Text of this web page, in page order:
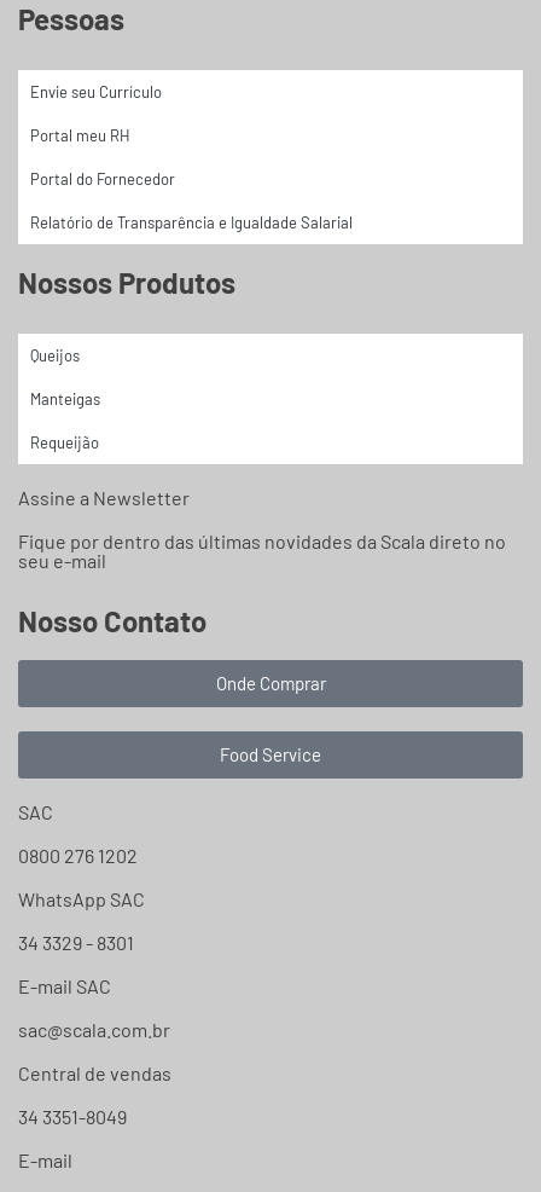
Pessoas
Envie seu Currículo
Portal meu RH
Portal do Fornecedor
Relatório de Transparência e Igualdade Salarial
Nossos Produtos
Queijos
Manteigas
Requeijão
Assine a Newsletter
Fique por dentro das últimas novidades da Scala direto no
seu e-mail
Nosso Contato
Onde Comprar
Food Service
SAC
0800 276 1202
WhatsApp SAC
34 3329 - 8301
E-mail SAC
sac@scala.com.br
Central de vendas
34 3351-8049
E-mail